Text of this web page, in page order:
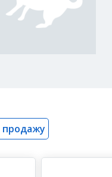
продажу